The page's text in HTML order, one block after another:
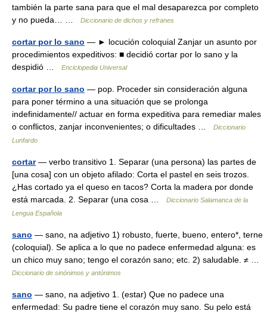
también la parte sana para que el mal desaparezca por completo
y no pueda… …
Diccionario de dichos y refranes
cortar por lo sano — ► locución coloquial Zanjar un asunto por
procedimientos expeditivos: ■ decidió cortar por lo sano y la
despidió …
Enciclopedia Universal
cortar por lo sano — pop. Proceder sin consideración alguna
para poner término a una situación que se prolonga
indefinidamente// actuar en forma expeditiva para remediar males
o conflictos, zanjar inconvenientes; o dificultades …
Diccionario
Lunfardo
cortar— verbo transitivo 1. Separar (una persona) las partes de
[una cosa] con un objeto afilado: Corta el pastel en seis trozos.
¿Has cortado ya el queso en tacos? Corta la madera por donde
está marcada. 2. Separar (una cosa …
Diccionario Salamanca de la
Lengua Española
sano — sano, na adjetivo 1) robusto, fuerte, bueno, entero*, terne
(coloquial). Se aplica a lo que no padece enfermedad alguna: es
un chico muy sano; tengo el corazón sano; etc. 2) saludable. ≠ …
Diccionario de sinónimos y antónimos
sano — sano, na adjetivo 1. (estar) Que no padece una
enfermedad: Su padre tiene el corazón muy sano. Su pelo está